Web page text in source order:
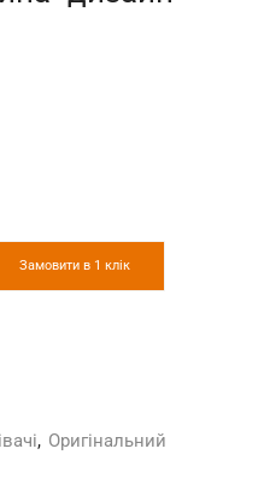
Замовити в 1 клік
, Оригінальний